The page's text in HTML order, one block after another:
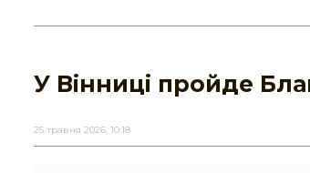
У Вінниці пройде
25 травня 2026, 10:18